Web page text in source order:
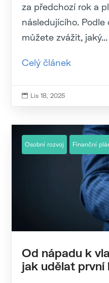
za předchozí rok a
následujícího.
můžete zvážit, jaký...
Celý článek
 Lis 18, 2025
Osobní rozvoj Finanční
Od nápadu k
jak udělat první